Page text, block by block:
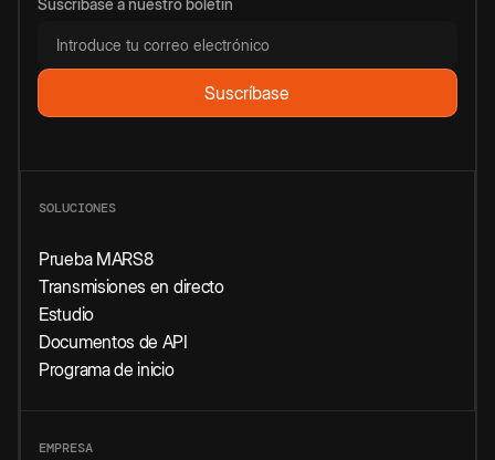
Suscríbase a nuestro boletín
SOLUCIONES
Prueba MARS8
Transmisiones en directo
Estudio
Documentos de API
Programa de inicio
EMPRESA